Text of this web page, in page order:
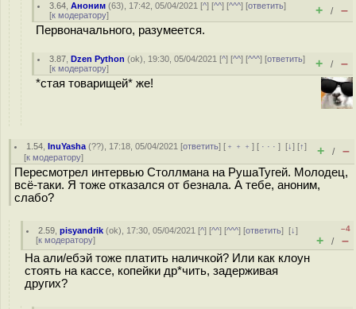
3.64 ,Аноним (63), 17:42, 05/04/2021 [^] [^^] [^^^] [ответить]
[к модератору] + / –
Первоначального, разумеется.
3.87 ,Dzen Python (ok), 19:30, 05/04/2021 [^] [^^] [^^^] [ответить]
[к модератору] + / –
*стая товарищей* же!
1.54 ,InuYasha (??), 17:18, 05/04/2021 [ответить] [ ﹢﹢﹢] [ · · ·][↓] [↑]
[к модератору] + / –
Пересмотрел интервью Столлмана на РушаТугей. Молодец,
всё-таки. Я тоже отказался от безнала. А тебе, аноним,
слабо?
2.59 ,pisyandrik (ok), 17:30, 05/04/2021 [^] [^^] [^^^] [ответить][↓]
[к модератору]
–4
+ / –
На али/ебэй тоже платить наличкой? Или как клоун
стоять на кассе, копейки др*чить, задерживая
других?